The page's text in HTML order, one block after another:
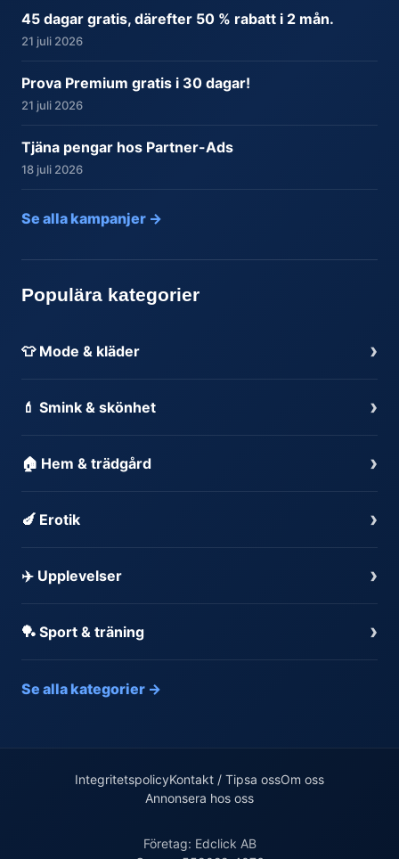
45 dagar gratis, därefter 50 % rabatt i 2 mån.
21 juli 2026
Prova Premium gratis i 30 dagar!
21 juli 2026
Tjäna pengar hos Partner-Ads
18 juli 2026
Se alla kampanjer →
Populära kategorier
👕 Mode & kläder ›
💄 Smink & skönhet ›
🏠 Hem & trädgård ›
🍆 Erotik ›
✈️ Upplevelser ›
🏓 Sport & träning ›
Se alla kategorier →
IntegritetspolicyKontakt / Tipsa ossOm oss
Annonsera hos oss
Företag: Edclick AB